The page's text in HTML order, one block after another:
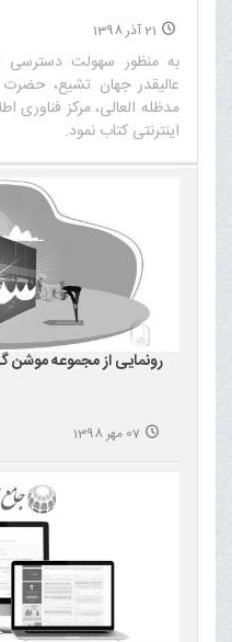
21 آذر 1398
به منظور سهولت دسترسی
عالیقدر جهان تشیع،
مدظله العالی، مرکز فناوری
اینترنتی کتاب نمود.‌
رونمایی از مجموعه موشن
07 مهر 1398